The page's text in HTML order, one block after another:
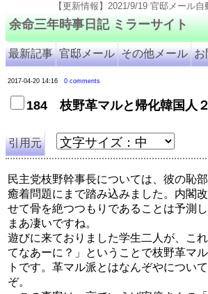
余命三年時事日記 ミラーサイト
最新記事 官邸メール その他メール お
2017-04-20 14:16 0 comments
184 枝野革マルと帰化韓国人
引用元
民主党枝野幹事長については、彼の恥
癒着問題にまで踏み込みました。内閣
せて骨を絶つつもりであることは予測し
まあ凄いですね。
遊びに来ておりました学生二人が、こ
てなあーに？」ということで枝野革マ
トです。革マル派とはなんぞやについ
ぞ。
【更新情報】2021/9/19 官邸メール自動